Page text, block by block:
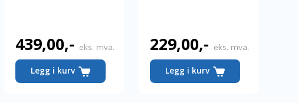
439,00,- eks. mva.
Legg i kurv
229,00,- eks. mva.
Legg i kurv